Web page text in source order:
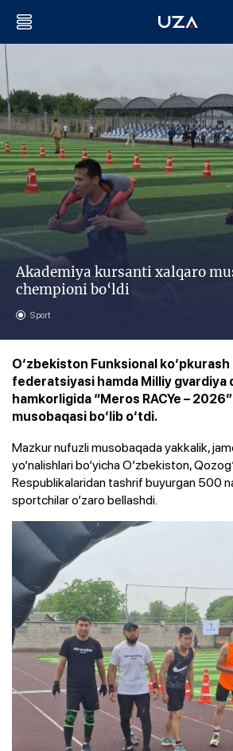
Akademiya kursanti xalqaro
chempioni bo‘ldi
Sport
O‘zbekiston Funksional
federatsiyasi hamda Milliy gvardiya
hamkorligida “Meros RACYe –
musobaqasi bo‘lib o‘tdi.
Mazkur nufuzli musobaqada yakkalik,
yo‘nalishlari bo‘yicha O‘zbekiston,
Respublikalaridan tashrif buyurgan 500
sportchilar o‘zaro bellashdi.